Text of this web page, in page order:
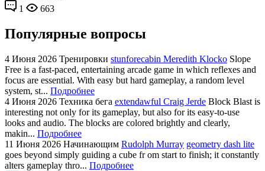
1
663
Популярные вопросы
4 Июня 2026 Тренировки stunforecabin Meredith Klocko Slope
Free is a fast-paced, entertaining arcade game in which reflexes and
focus are essential. With easy but hard gameplay, a random level
system, st... Подробнее
4 Июня 2026 Техника бега extendawful Craig Jerde Block Blast is
interesting not only for its gameplay, but also for its easy-to-use
looks and audio. The blocks are colored brightly and clearly,
makin... Подробнее
11 Июня 2026 Начинающим Rudolph Murray geometry dash lite
goes beyond simply guiding a cube fr om start to finish; it constantly
alters gameplay thro... Подробнее